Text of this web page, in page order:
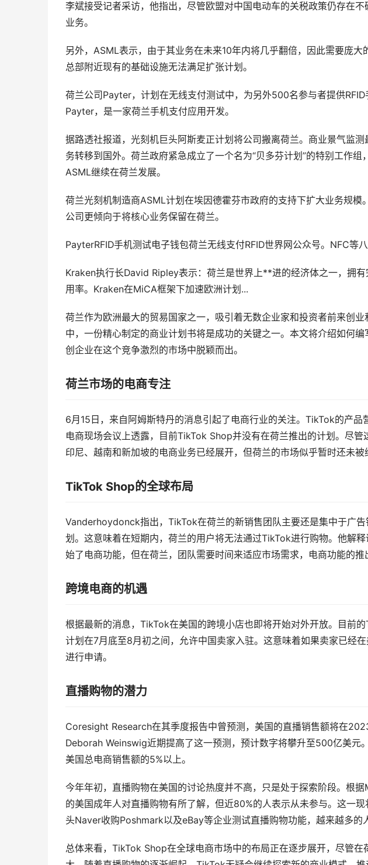
李斌接受记者采访，他指出，尽管欧盟对中国电动车的关税政策仍存在
业务。
另外，ASML表示，由于其业务在未来10年内将几乎翻倍，因此需要庞
总部附近现有的基础设施无法满足扩张计划。
荷兰公司Payter，计划在无线支付测试中，为另外500名参与者提供RFID
Payter，是一家荷兰手机支付应用开发。
据路透社报道，光刻机巨头阿斯麦正计划将公司搬离荷兰。商业景气监
务转移到国外。荷兰政府紧急成立了一个名为“贝多芬计划”的特别工作组
ASML继续在荷兰发展。
荷兰光刻机制造商ASML计划在埃因德霍芬市政府的支持下扩大业务规模
公司更倾向于将核心业务保留在荷兰。
PayterRFID手机测试电子钱包荷兰无线支付RFID世界网公众号。NFC等
Kraken执行长David Ripley表示：荷兰是世界上**进的经济体之一，拥
用率。Kraken在MiCA框架下加速欧洲计划...
荷兰作为欧洲最大的贸易国家之一，吸引着无数企业家和投资者前来创
中，一份精心制定的商业计划书将是成功的关键之一。本文将介绍如何
创企业在这个竞争激烈的市场中脱颖而出。
荷兰市场的电商专注
6月15日，来自阿姆斯特丹的消息引起了电商行业的关注。TikTok的产
电商现场会议上透露，目前TikTok Shop并没有在荷兰推出的计划。尽
印尼、越南和新加坡的电商业务已经展开，但荷兰的市场似乎暂时还未被
TikTok Shop的全球布局
Vanderhoydonck指出，TikTok在荷兰的新销售团队主要还是集中于广
划。这意味着在短期内，荷兰的用户将无法通过TikTok进行购物。他解
始了电商功能，但在荷兰，团队需要时间来适应市场需求，电商功能的推
跨境电商的机遇
根据最新的消息，TikTok在美国的跨境小店也即将开始对外开放。目前
计划在7月底至8月初之间，允许中国卖家入驻。这意味着如果卖家已经
进行申请。
直播购物的潜力
Coresight Research在其季度报告中曾预测，美国的直播销售额将在
Deborah Weinswig近期提高了这一预测，预计数字将攀升至500亿美元
美国总电商销售额的5%以上。
今年年初，直播购物在美国的讨论热度并不高，只是处于探索阶段。根
的美国成年人对直播购物有所了解，但近80%的人表示从未参与。这一
头Naver收购Poshmark以及eBay等企业测试直播购物功能，越来越多的
总体来看，TikTok Shop在全球电商市场中的布局正在逐步展开，尽管